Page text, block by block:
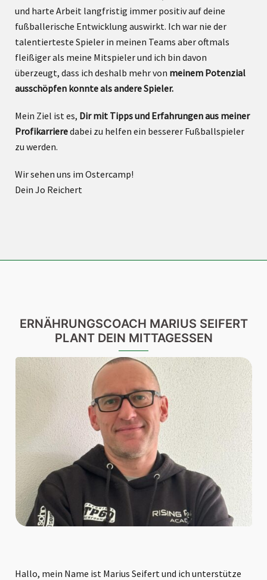
und harte Arbeit langfristig immer positiv auf deine
fußballerische Entwicklung auswirkt. Ich war nie der
talentierteste Spieler in meinen Teams aber oftmals
fleißiger als meine Mitspieler und ich bin davon
überzeugt, dass ich deshalb mehr von meinem Potenzial
ausschöpfen konnte als andere Spieler.
Mein Ziel ist es, Dir mit Tipps und Erfahrungen aus meiner
Profikarrieredabei zu helfen ein besserer Fußballspieler
zu werden.
Wir sehen uns im Ostercamp!
Dein Jo Reichert
ERNÄHRUNGSCOACH MARIUS SEIFERT
PLANT DEIN MITTAGESSEN
Hallo, mein Name ist Marius Seifert und ich unterstütze